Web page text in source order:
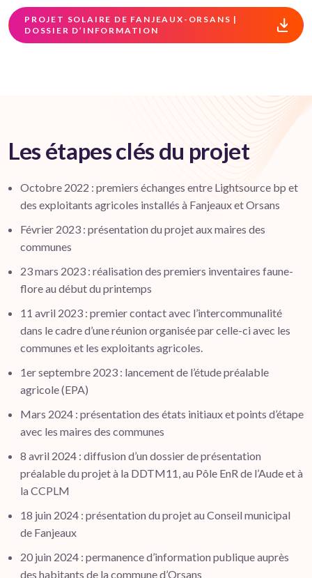
PROJET SOLAIRE DE FANJEAUX-ORSANS |
DOSSIER D’INFORMATION
Les étapes clés du projet
Octobre 2022 : premiers échanges entre Lightsource bp et
des exploitants agricoles installés à Fanjeaux et Orsans
Février 2023 : présentation du projet aux maires des
communes
23 mars 2023 : réalisation des premiers inventaires faune-
flore au début du printemps
11 avril 2023 : premier contact avec l’intercommunalité
dans le cadre d’une réunion organisée par celle-ci avec les
communes et les exploitants agricoles.
1er septembre 2023 : lancement de l’étude préalable
agricole (EPA)
Mars 2024 : présentation des états initiaux et points d’étape
avec les maires des communes
8 avril 2024 : diffusion d’un dossier de présentation
préalable du projet à la DDTM11, au Pôle EnR de l’Aude et à
la CCPLM
18 juin 2024 : présentation du projet au Conseil municipal
de Fanjeaux
20 juin 2024 : permanence d’information publique auprès
des habitants de la commune d’Orsans